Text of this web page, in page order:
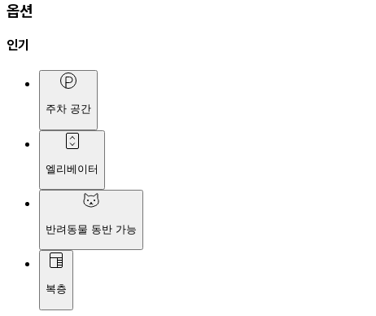
옵션
인기
주차 공간
엘리베이터
반려동물 동반 가능
복층